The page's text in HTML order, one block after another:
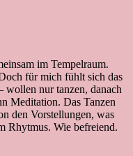
im Tempelraum.
für mich fühlt sich das
wollen nur tanzen, danach
Meditation. Das Tanzen
den Vorstellungen, was
Rhytmus. Wie befreiend.